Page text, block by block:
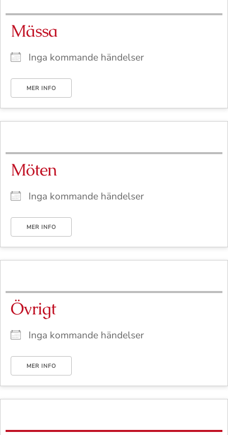
Mässa
Inga kommande händelser
MER INFO
Möten
Inga kommande händelser
MER INFO
Övrigt
Inga kommande händelser
MER INFO